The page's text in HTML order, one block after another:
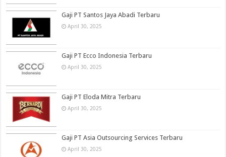
Gaji PT Santos Jaya Abadi Terbaru
April 30, 2025
Gaji PT Ecco Indonesia Terbaru
April 30, 2025
Gaji PT Eloda Mitra Terbaru
April 30, 2025
Gaji PT Asia Outsourcing Services Terbaru
April 30, 2025